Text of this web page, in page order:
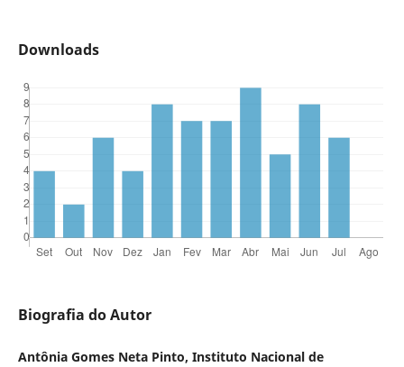
Downloads
Biografia do Autor
Antônia Gomes Neta Pinto, Instituto Nacional de